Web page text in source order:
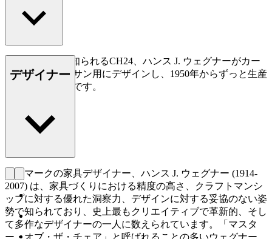
Yチェアとして知られるCH24、ハンス J. ウェグナーがカー
ル・ハンセン＆サン用にデザインし、1950年からずっと生産
されている名作です。
デザイナー
デンマークの家具デザイナー、ハンス J. ウェグナー (1914-
2007) は、家具づくりにおける精度の高さ、クラフトマンシ
ップに対する優れた洞察力、デザインに対する妥協のない姿
勢で知られており、史上最もクリエイティブで革新的、そし
て多作なデザイナーの一人に数えられています。「マスタ
ー・オブ・ザ・チェア」と呼ばれることの多いウェグナー